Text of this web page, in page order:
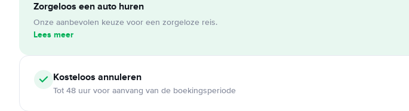
Zorgeloos een auto huren
Onze aanbevolen keuze voor een zorgeloze reis.
Lees meer
Kosteloos annuleren
Tot 48 uur voor aanvang van de boekingsperiode